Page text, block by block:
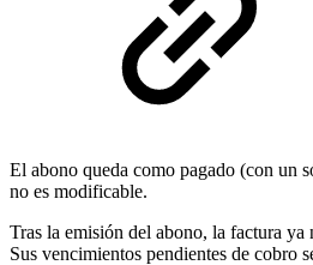
El abono queda como pagado (con un
no es modificable.
Tras la emisión del abono, la factura ya
Sus vencimientos pendientes de cobro